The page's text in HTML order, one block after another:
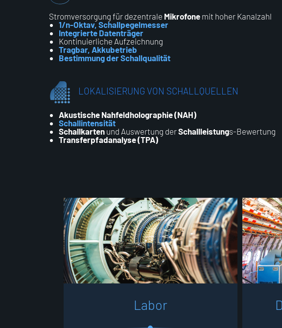
Stromversorgung für dezentrale Mikrofone mit hoher Kanalzahl
1/n-Oktav,Schallpegelmesser
Integrierte Datenträger
Kontinuierliche Aufzeichnung
Tragbar, Akkubetrieb
Bestimmung der Schallqualität
LOKALISIERUNG VON SCHALLQUELLEN
Akustische Nahfeldholographie (NAH)
Schallintensität
Schallkarten und Auswertung derSchallleistungs-Bewertung
Transferpfadanalyse (TPA)
L abor D